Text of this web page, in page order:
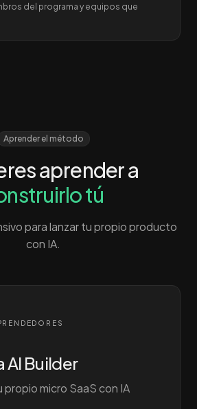
del programa y equipos que
Aprender el método
aprender a
tú
para lanzar tu propio producto
con IA.
AI Builder
propio micro SaaS con IA